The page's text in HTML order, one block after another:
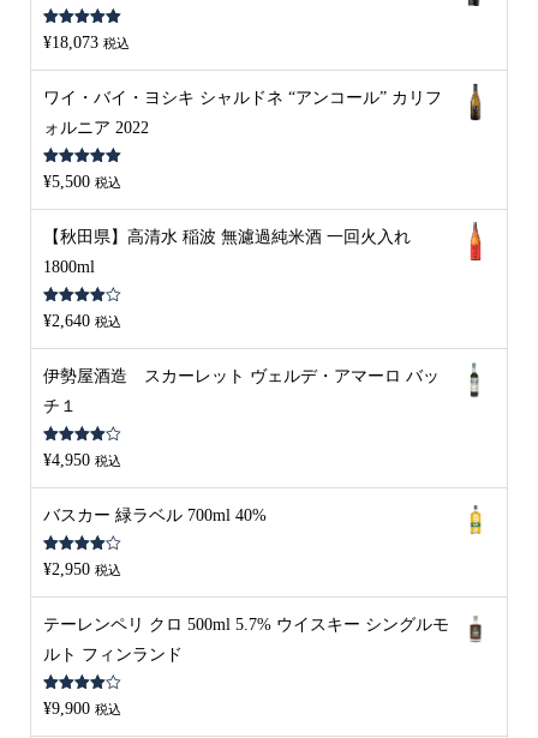
5段階中5.00
の評価
¥18,073 税込
ワイ・バイ・ヨシキ シャルドネ “アンコール” カリフ
ォルニア 2022
5段階中 5.00
の評価
¥5,500 税込
【秋田県】高清水 稲波 無濾過純米酒 一回火入れ
1800ml
5段階中
4.00の評
¥2,640 税込
伊勢屋酒造 スカーレット ヴェルデ・アマーロ バッ
チ１
5段階中
4.00の評
¥4,950 税込
バスカー 緑ラベル 700ml 40%
5段階中
4.00の評
¥2,950 税込
テーレンペリ クロ 500ml 5.7% ウイスキー シングルモ
ルト フィンランド
5段階中
4.00の評
¥9,900 税込